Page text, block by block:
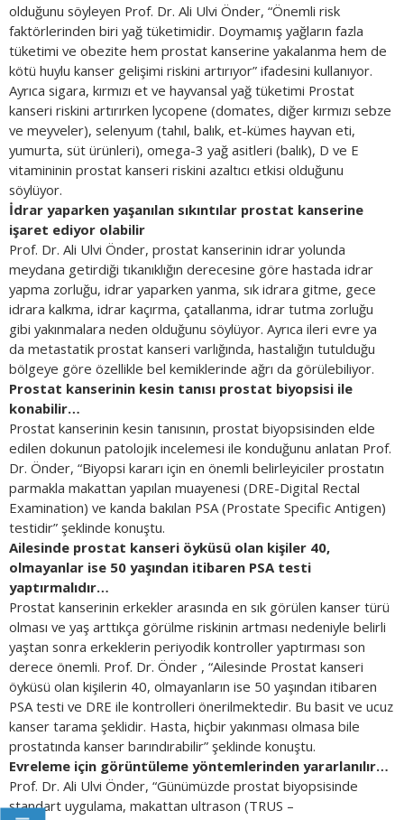
olduğunu söyleyen Prof. Dr. Ali Ulvi Önder, “Önemli risk
faktörlerinden biri yağ tüketimidir. Doymamış yağların fazla
tüketimi ve obezite hem prostat kanserine yakalanma hem de
kötü huylu kanser gelişimi riskini artırıyor” ifadesini kullanıyor.
Ayrıca sigara, kırmızı et ve hayvansal yağ tüketimi Prostat
kanseri riskini artırırken lycopene (domates, diğer kırmızı sebze
ve meyveler), selenyum (tahıl, balık, et-kümes hayvan eti,
yumurta, süt ürünleri), omega-3 yağ asitleri (balık), D ve E
vitamininin prostat kanseri riskini azaltıcı etkisi olduğunu
söylüyor.
İdrar yaparken yaşanılan sıkıntılar prostat kanserine
işaret ediyor olabilir
Prof. Dr. Ali Ulvi Önder, prostat kanserinin idrar yolunda
meydana getirdiği tıkanıklığın derecesine göre hastada idrar
yapma zorluğu, idrar yaparken yanma, sık idrara gitme, gece
idrara kalkma, idrar kaçırma, çatallanma, idrar tutma zorluğu
gibi yakınmalara neden olduğunu söylüyor. Ayrıca ileri evre ya
da metastatik prostat kanseri varlığında, hastalığın tutulduğu
bölgeye göre özellikle bel kemiklerinde ağrı da görülebiliyor.
Prostat kanserinin kesin tanısı prostat biyopsisi ile
konabilir…
Prostat kanserinin kesin tanısının, prostat biyopsisinden elde
edilen dokunun patolojik incelemesi ile konduğunu anlatan Prof.
Dr. Önder, “Biyopsi kararı için en önemli belirleyiciler prostatın
parmakla makattan yapılan muayenesi (DRE-Digital Rectal
Examination) ve kanda bakılan PSA (Prostate Specific Antigen)
testidir” şeklinde konuştu.
Ailesinde prostat kanseri öyküsü olan kişiler 40,
olmayanlar ise 50 yaşından itibaren PSA testi
yaptırmalıdır…
Prostat kanserinin erkekler arasında en sık görülen kanser türü
olması ve yaş arttıkça görülme riskinin artması nedeniyle belirli
yaştan sonra erkeklerin periyodik kontroller yaptırması son
derece önemli. Prof. Dr. Önder , “Ailesinde Prostat kanseri
öyküsü olan kişilerin 40, olmayanların ise 50 yaşından itibaren
PSA testi ve DRE ile kontrolleri önerilmektedir. Bu basit ve ucuz
kanser tarama şeklidir. Hasta, hiçbir yakınması olmasa bile
prostatında kanser barındırabilir” şeklinde konuştu.
Evreleme için görüntüleme yöntemlerinden yararlanılır…
Prof. Dr. Ali Ulvi Önder, “Günümüzde prostat biyopsisinde
standart uygulama, makattan ultrason (TRUS –